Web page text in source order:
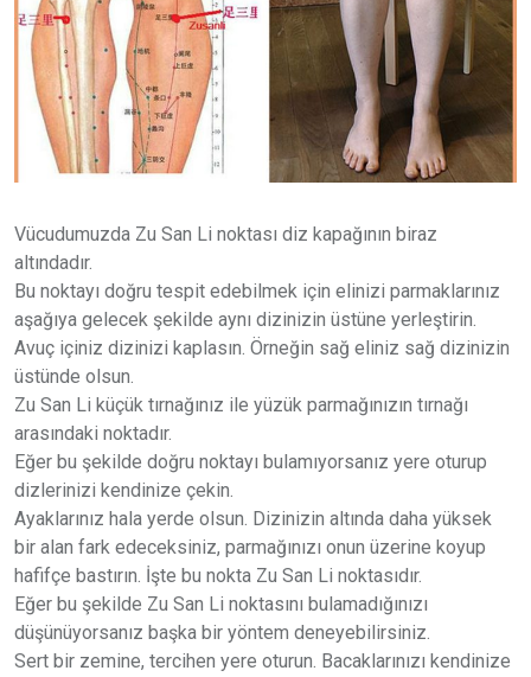
Vücudumuzda Zu San Li noktası diz kapağının biraz
altındadır.
Bu noktayı doğru tespit edebilmek için elinizi parmaklarınız
aşağıya gelecek şekilde aynı dizinizin üstüne yerleştirin.
Avuç içiniz dizinizi kaplasın. Örneğin sağ eliniz sağ dizinizin
üstünde olsun.
Zu San Li küçük tırnağınız ile yüzük parmağınızın tırnağı
arasındaki noktadır.
Eğer bu şekilde doğru noktayı bulamıyorsanız yere oturup
dizlerinizi kendinize çekin.
Ayaklarınız hala yerde olsun. Dizinizin altında daha yüksek
bir alan fark edeceksiniz, parmağınızı onun üzerine koyup
hafifçe bastırın. İşte bu nokta Zu San Li noktasıdır.
Eğer bu şekilde Zu San Li noktasını bulamadığınızı
düşünüyorsanız başka bir yöntem deneyebilirsiniz.
Sert bir zemine, tercihen yere oturun. Bacaklarınızı kendinize